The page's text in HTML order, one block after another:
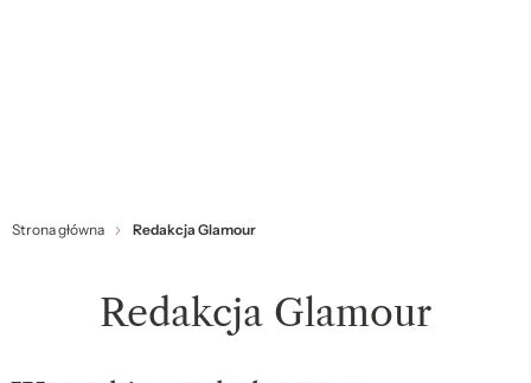
Strona główna Redakcja Glamour
Redakcja Glamour